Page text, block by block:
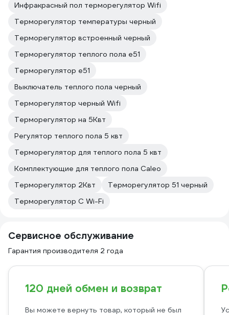
Инфракрасный пол терморегулятор Wifi
Терморегулятор температуры черный
Терморегулятор встроенный черный
Терморегулятор теплого пола е51
Терморегулятор е51
Выключатель теплого пола черный
Терморегулятор черный Wifi
Терморегулятор на 5Квт
Регулятор теплого пола 5 квт
Терморегулятор для теплого пола 5 квт
Комплектующие для теплого пола Caleo
Терморегулятор 2Квт
Терморегулятор 51 черный
Терморегулятор C Wi-Fi
Сервисное обслуживание
Гарантия производителя 2 года
120 дней обмен и возврат
Вы можете вернуть товар, который не был